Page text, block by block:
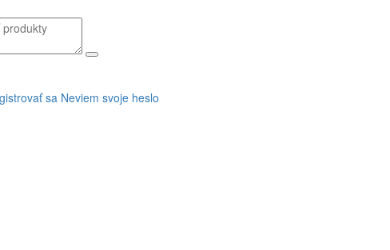
sa Neviem svoje heslo